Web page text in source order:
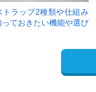
トラップ2種類や仕組み
っておきたい機能や選び